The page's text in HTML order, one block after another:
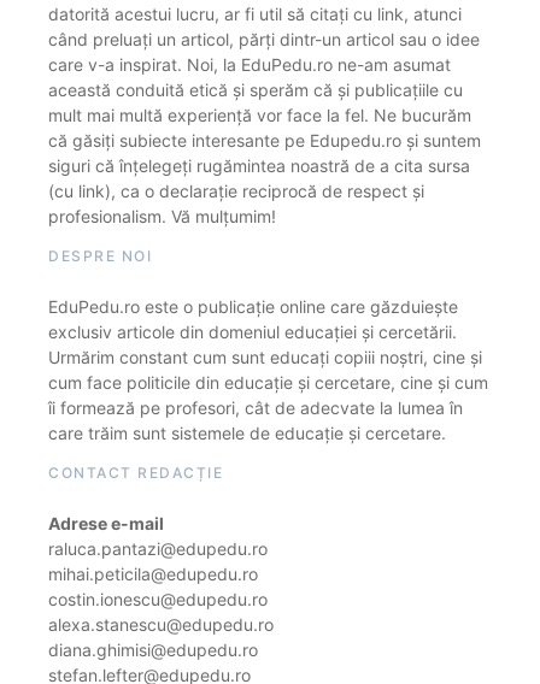
datorită acestui lucru, ar fi util să citați cu link, atunci
când preluați un articol, părți dintr-un articol sau o idee
care v-a inspirat. Noi, la EduPedu.ro ne-am asumat
această conduită etică și sperăm că și publicațiile cu
mult mai multă experiență vor face la fel. Ne bucurăm
că găsiți subiecte interesante pe Edupedu.ro și suntem
siguri că înțelegeți rugămintea noastră de a cita sursa
(cu link), ca o declarație reciprocă de respect și
profesionalism. Vă mulțumim!
DESPRE NOI
EduPedu.ro este o publicație online care găzduiește
exclusiv articole din domeniul educației și cercetării.
Urmărim constant cum sunt educați copiii noștri, cine și
cum face politicile din educație și cercetare, cine și cum
îi formează pe profesori, cât de adecvate la lumea în
care trăim sunt sistemele de educație și cercetare.
CONTACT REDACȚIE
Adrese e-mail
raluca.pantazi@edupedu.ro
mihai.peticila@edupedu.ro
costin.ionescu@edupedu.ro
alexa.stanescu@edupedu.ro
diana.ghimisi@edupedu.ro
stefan.lefter@edupedu.ro